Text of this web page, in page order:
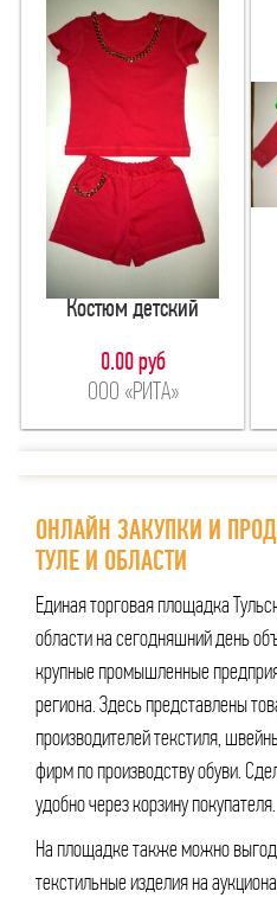
Костюм детский
0.00 руб
ООО «РИТА»
ОНЛАЙН ЗАКУПКИ И
ТУЛЕ И ОБЛАСТИ
Единая торговая площадка
области на сегодняшний день
крупные промышленные
региона. Здесь представлены
производителей текстиля,
фирм по производству обуви.
удобно через корзину покупателя.
На площадке также можно
текстильные изделия на